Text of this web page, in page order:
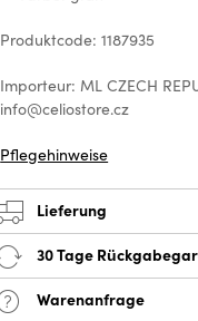
Produktcode: 1187935
Importeur: ML CZECH
info@celiostore.cz
Pflegehinweise
Lieferung
30 Tage
Warenanfrage